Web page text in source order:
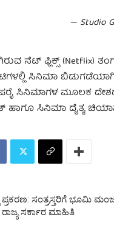
— Studio
ನೆಟ್ ಫ್ಲಿಕ್ಸ್ (Netflix)
ಸಿನಿಮಾ ಬಿಡುಗಡೆಯಾಗಿ
ಸಿನಿಮಾಗಳ ಮೂಲಕ
ಸಿನಿಮಾ ದೈತ್ಯ
ಸಂತ್ರಸ್ತರಿಗೆ ಭೂಮಿ
ಸರ್ಕಾರ ಮಾಹಿತಿ